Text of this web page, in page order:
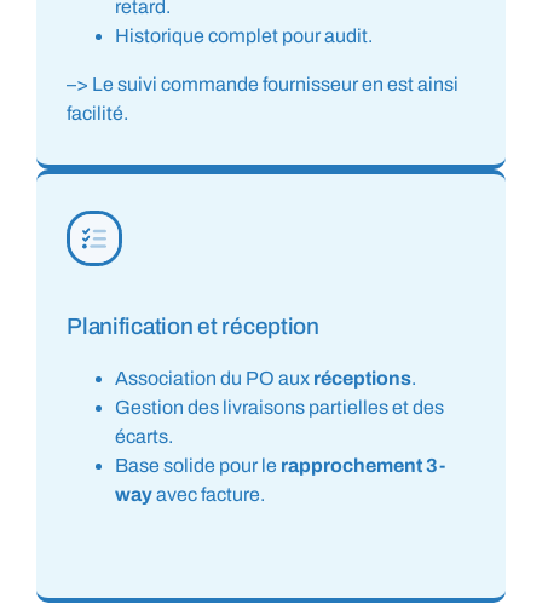
retard.
Historique complet pour audit.
–> Le suivi commande fournisseur en est ainsi
facilité.
Planification et réception
Association du PO aux réceptions.
Gestion des livraisons partielles et des
écarts.
Base solide pour le rapprochement 3-
wayavec facture.